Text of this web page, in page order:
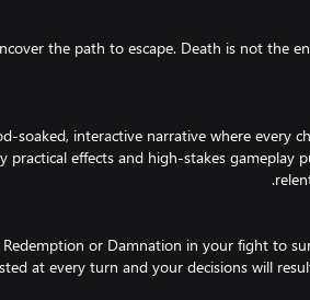
the path to escape. Death is not the
soaked, interactive narrative where every
practical effects and high-stakes gameplay
or Damnation in your fight to
at every turn and your decisions will